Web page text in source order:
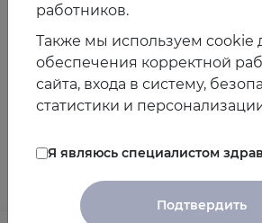
Предыдущая
новость
Другие новости
работников.
Также мы используем cookie
обеспечения корректной
сайта, входа в систему,
статистики и
Я являюсь специалистом
Подтвердить